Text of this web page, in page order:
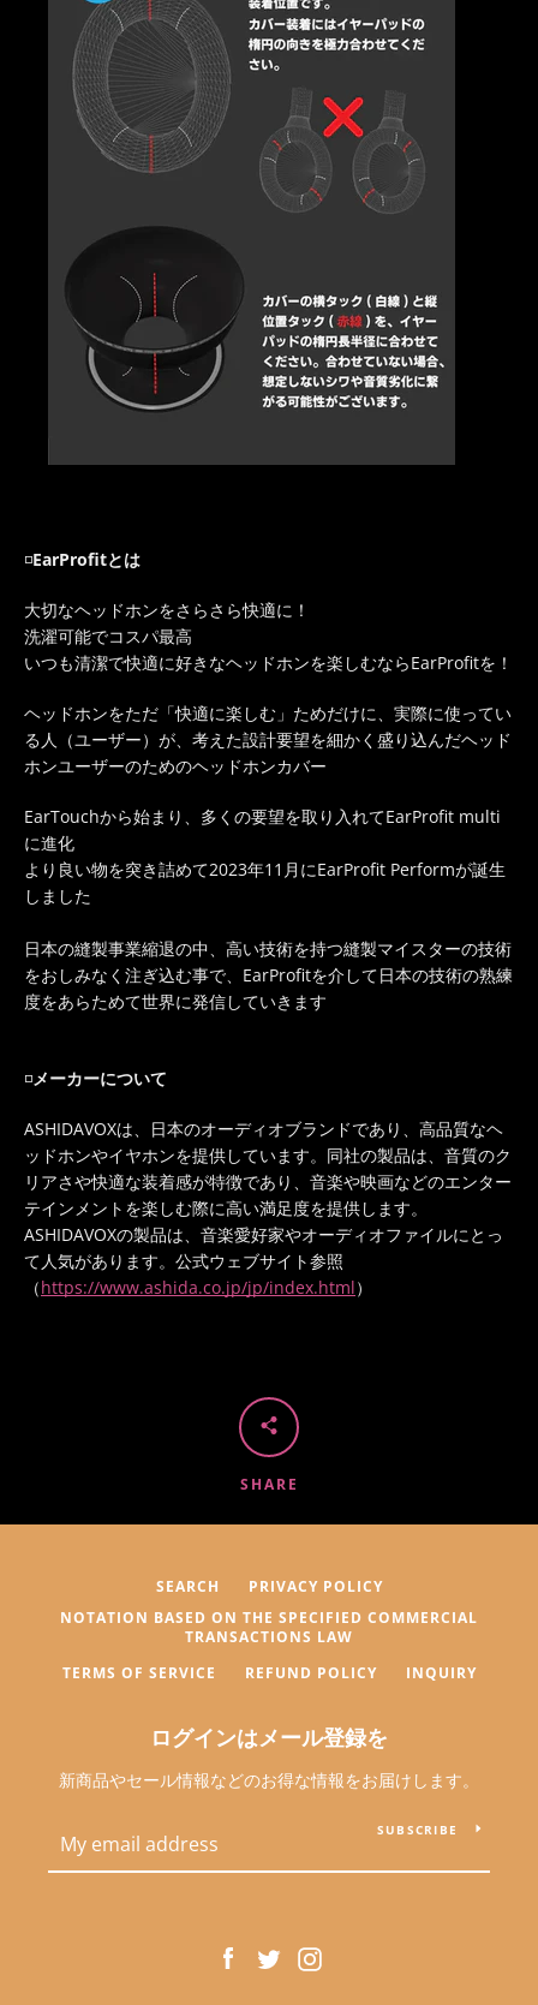
◽️EarProfitとは
大切なヘッドホンをさらさら快適に！
洗濯可能でコスパ最高
いつも清潔で快適に好きなヘッドホンを楽しむならEarProfitを！
ヘッドホンをただ「快適に楽しむ」ためだけに、実際に使ってい
る人（ユーザー）が、考えた設計要望を細かく盛り込んだヘッド
ホンユーザーのためのヘッドホンカバー
EarTouchから始まり、多くの要望を取り入れてEarProfit multi
に進化
より良い物を突き詰めて2023年11月にEarProfit Performが誕生
しました
日本の縫製事業縮退の中、高い技術を持つ縫製マイスターの技術
をおしみなく注ぎ込む事で、EarProfitを介して日本の技術の熟練
度をあらためて世界に発信していきます
◽️メーカーについて
ASHIDAVOXは、日本のオーディオブランドであり、高品質なヘ
ッドホンやイヤホンを提供しています。同社の製品は、音質のク
リアさや快適な装着感が特徴であり、音楽や映画などのエンター
テインメントを楽しむ際に高い満足度を提供します。
ASHIDAVOXの製品は、音楽愛好家やオーディオファイルにとっ
て人気があります。公式ウェブサイト参照
（https://www.ashida.co.jp/jp/index.html）
SHARE
SEARCH
PRIVACY POLICY
NOTATION BASED ON THE SPECIFIED COMMERCIAL
TRANSACTIONS LAW
TERMS OF SERVICE
REFUND POLICY INQUIRY
ログインはメール登録を
新商品やセール情報などのお得な情報をお届けします。
SUBSCRIBE
Facebook
Twitter